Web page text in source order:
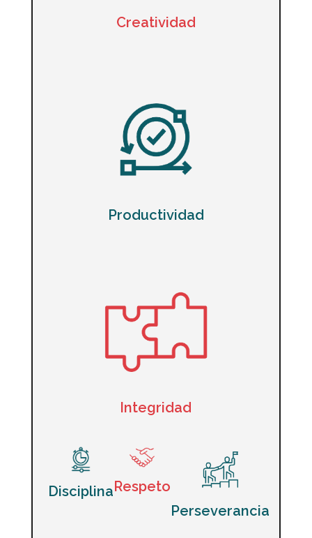
Creatividad
Productividad
Integridad
DisciplinaRespeto
Perseverancia